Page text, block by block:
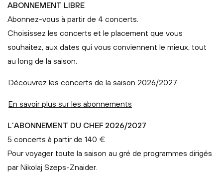
ABONNEMENT LIBRE
Abonnez-vous à partir de 4 concerts.
Choisissez les concerts et le placement que vous
souhaitez, aux dates qui vous conviennent le mieux, tout
au long de la saison.
Découvrez les concerts de la saison 2026/2027
En savoir plus sur les abonnements
L’ABONNEMENT DU CHEF 2026/2027
5 concerts à partir de 140 €
Pour voyager toute la saison au gré de programmes dirigés
par Nikolaj Szeps-Znaider.